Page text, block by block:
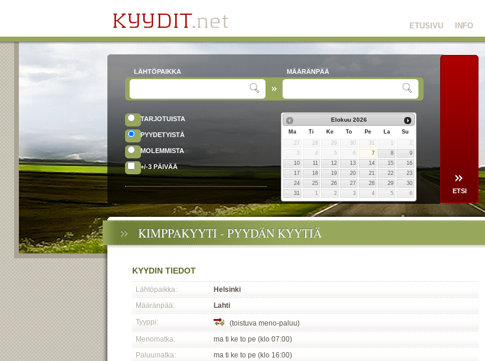
INFO
ETUSIVU
LÄHTÖPAIKKA MÄÄRÄNPÄÄ
TARJOTUISTA
PYYDETYISTÄ
MOLEMMISTA
+/-3 PÄIVÄÄ
Elokuu 2026
Ma Ti Ke To Pe La
Su
27
28 29 30 31
2
3
4 5 6 7 8
9
10
11 12 13 14 15
16
17
18 19 20 21 22
23
24
25 26 27 28 29
30
31
1 2 3 4 5 6
KIMPPAKYYTI - PYYDÄN KYYTIÄ
KYYDIN TIEDOT
Lähtöpaikka:
Helsinki
Määränpää:
Lahti
Tyyppi:
(toistuva meno-paluu)
Menomatka:
ma ti ke to pe (klo 07:00)
Paluumatka:
ma ti ke to pe (klo 16:00)